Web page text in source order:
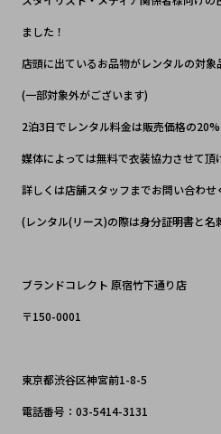
ました！
店頭に出ているお品物がレンタルの対象
(一部対象外がございます)
2泊3日でレンタル料金は販売価格の20%
媒体によっては無料で衣装協力させて頂
詳しくは店舗スタッフまでお問い合わせ
(レンタル(リース)の際は身分証明書と名
ブランドコレクト 原宿竹下通り店
〒150-0001
東京都渋谷区神宮前1-8-5
電話番号：03-5414-3131